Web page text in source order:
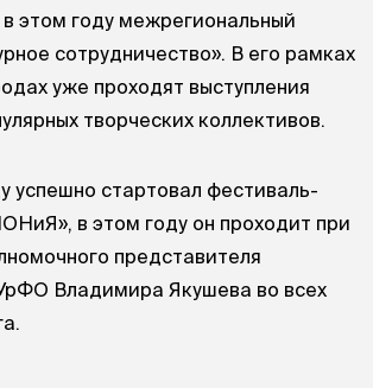
этом году межрегиональный
сотрудничество». В его рамках
уже проходят выступления
творческих коллективов.
успешно стартовал фестиваль-
в этом году он проходит при
представителя
Владимира Якушева во всех